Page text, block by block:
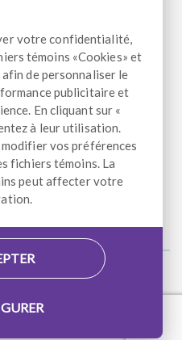
514 933-9384
Conception par
votre confidentialité,
témoins «Cookies» et
de personnaliser le
publicitaire et
En cliquant sur «
à leur utilisation.
vos préférences
fichiers témoins. La
peut affecter votre